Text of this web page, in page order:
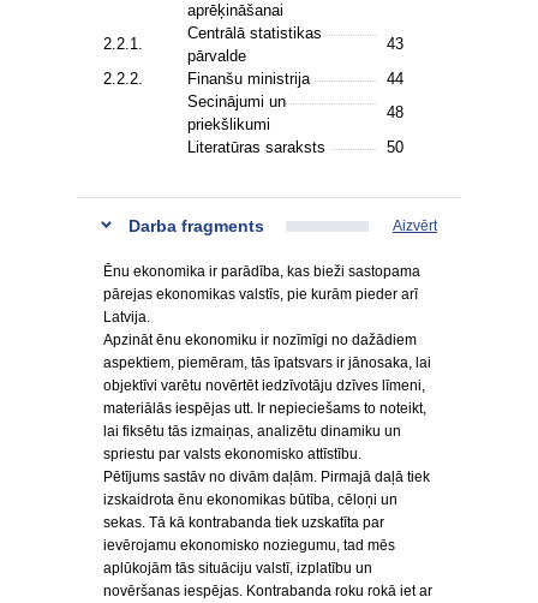
aprēķināšanai
2.2.1.
Centrālā statistikas
pārvalde
43
2.2.2.
Finanšu ministrija
44
Secinājumi un
priekšlikumi
48
Literatūras saraksts
50
Darba fragments Aizvērt
Ēnu ekonomika ir parādība, kas bieži sastopama
pārejas ekonomikas valstīs, pie kurām pieder arī
Latvija.
Apzināt ēnu ekonomiku ir nozīmīgi no dažādiem
aspektiem, piemēram, tās īpatsvars ir jānosaka, lai
objektīvi varētu novērtēt iedzīvotāju dzīves līmeni,
materiālās iespējas utt. Ir nepieciešams to noteikt,
lai fiksētu tās izmaiņas, analizētu dinamiku un
spriestu par valsts ekonomisko attīstību.
Pētījums sastāv no divām daļām. Pirmajā daļā tiek
izskaidrota ēnu ekonomikas būtība, cēloņi un
sekas. Tā kā kontrabanda tiek uzskatīta par
ievērojamu ekonomisko noziegumu, tad mēs
aplūkojām tās situāciju valstī, izplatību un
novēršanas iespējas. Kontrabanda roku rokā iet ar